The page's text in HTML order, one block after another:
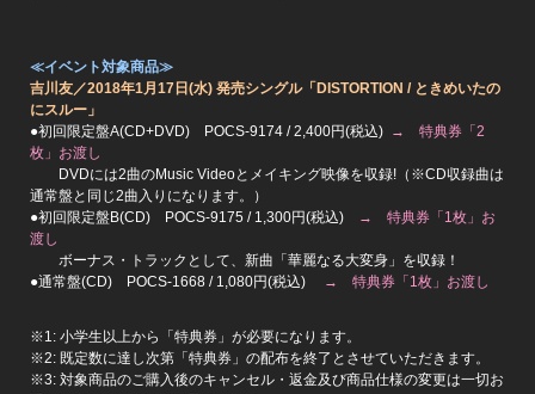
≪イベント対象商品≫
吉川友／2018年1月17日(水) 発売シングル「DISTORTION / ときめいたの
にスルー」
●初回限定盤A(CD+DVD) POCS-9174 / 2,400円(税込) → 特典券「2
枚」お渡し
DVDには2曲のMusic Videoとメイキング映像を収録!（※CD収録曲は
通常盤と同じ2曲入りになります。）
●初回限定盤B(CD) POCS-9175 / 1,300円(税込) → 特典券「1枚」お
渡し
ボーナス・トラックとして、新曲「華麗なる大変身」を収録！
●通常盤(CD) POCS-1668 / 1,080円(税込)
→ 特典券「1枚」お渡し
※1: 小学生以上から「特典券」が必要になります。
※2: 既定数に達し次第「特典券」の配布を終了とさせていただきます。
※3: 対象商品のご購入後のキャンセル・返金及び商品仕様の変更は一切お